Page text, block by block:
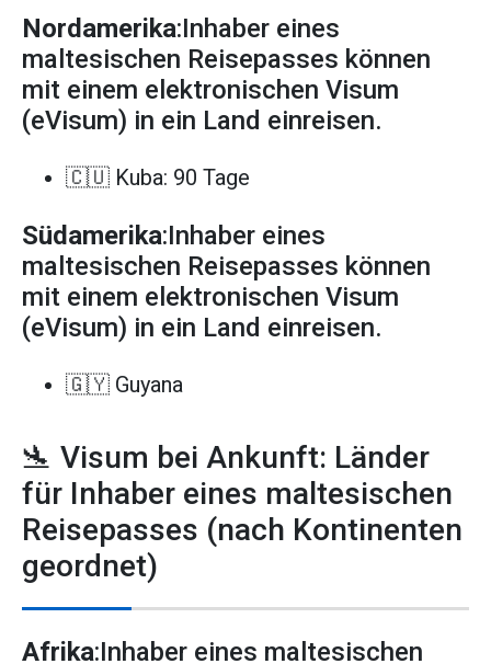
Nordamerika:Inhaber eines
maltesischen Reisepasses können
mit einem elektronischen Visum
(eVisum) in ein Land einreisen.
🇨🇺 Kuba: 90 Tage
Südamerika:Inhaber eines
maltesischen Reisepasses können
mit einem elektronischen Visum
(eVisum) in ein Land einreisen.
🇬🇾 Guyana
🛬 Visum bei Ankunft: Länder
für Inhaber eines maltesischen
Reisepasses (nach Kontinenten
geordnet)
Afrika:Inhaber eines maltesischen